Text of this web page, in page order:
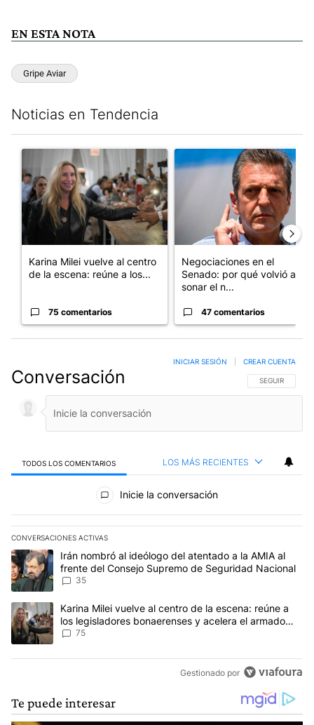
EN ESTA NOTA
Gripe Aviar
Noticias en Tendencia
Un artículo de tendencia con el título "Karina Milei vuelve al
Karina Milei vuelve al centro
de la escena: reúne a los...
75 comentarios
Un artículo de tendencia
Negociaciones en el
Senado: por qué volvió a
sonar el n...
47 comentarios
Conversación SIGA ESTA
SEGUIR
INICIAR SESIÓN CREAR CUENTA
TODOS LOS COMENTARIOS LOS MÁS RECIENTES
Todos los comentarios
Inicie la conversación
CONVERSACIONES ACTIVAS
Este listado muestra los artículos con más comentarios en los
Un artículo de tendencia con el título "Irán nombró al ideólogo
Irán nombró al ideólogo del atentado a la AMIA al
frente del Consejo Supremo de Seguridad Nacional
35
Un artículo de tendencia con el título "Karina Milei vuelve al
Karina Milei vuelve al centro de la escena: reúne a
los legisladores bonaerenses y acelera el armado
para 2027
75
Gestionado por